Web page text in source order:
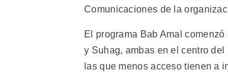
Comunicaciones de la
El programa Bab Amal
y Suhag, ambas en el centro
las que menos acceso tienen a